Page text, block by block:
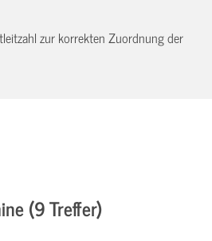
zur korrekten Zuordnung der
(9 Treffer)